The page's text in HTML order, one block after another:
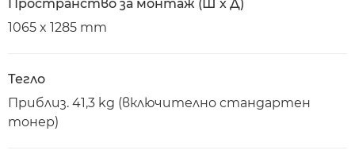
Пространство за монтаж (Ш x Д)
1065 x 1285 mm
Тегло
Приблиз. 41,3 kg (включително стандартен
тонер)